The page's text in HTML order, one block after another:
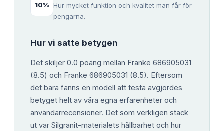
10% Hur mycket funktion och kvalitet man får för
pengarna.
Hur vi satte betygen
Det skiljer 0.0 poäng mellan Franke 686905031
(8.5) och Franke 686905031 (8.5). Eftersom
det bara fanns en modell att testa avgjordes
betyget helt av våra egna erfarenheter och
användarrecensioner. Det som verkligen stack
ut var Silgranit-materialets hållbarhet och hur